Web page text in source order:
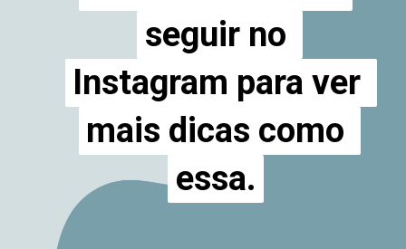
seguir no
Instagram para ver
mais dicas como
essa.
seguir no
Instagram para ver
mais dicas como
essa.